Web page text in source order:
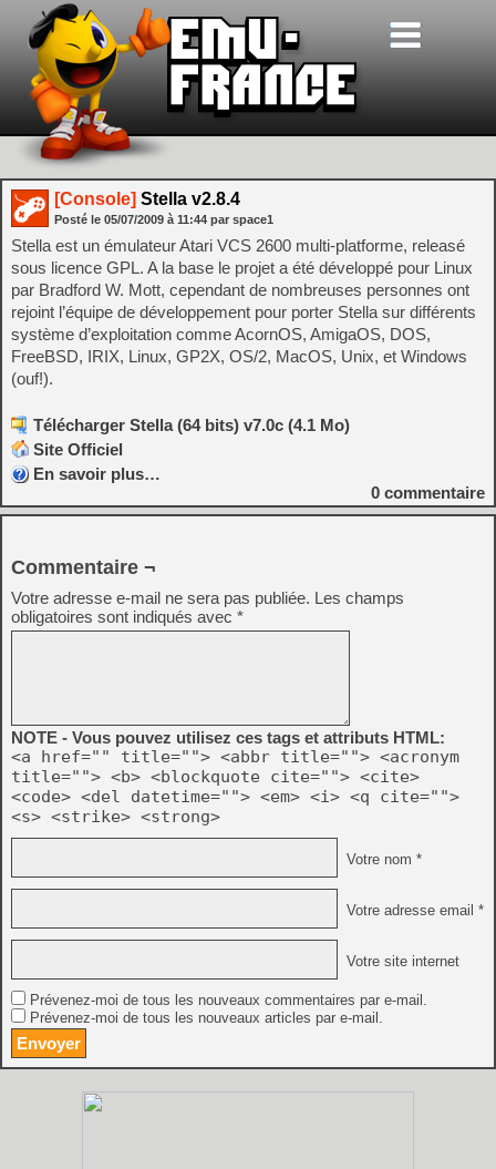
[Console] Stella v2.8.4
Posté le 05/07/2009 à 11:44 par space1
Stella est un émulateur Atari VCS 2600 multi-platforme, releasé
sous licence GPL. A la base le projet a été développé pour Linux
par Bradford W. Mott, cependant de nombreuses personnes ont
rejoint l’équipe de développement pour porter Stella sur différents
système d’exploitation comme AcornOS, AmigaOS, DOS,
FreeBSD, IRIX, Linux, GP2X, OS/2, MacOS, Unix, et Windows
(ouf!).
Télécharger Stella (64 bits) v7.0c (4.1 Mo)
Site Officiel
En savoir plus…
0 commentaire
Commentaire ¬
Votre adresse e-mail ne sera pas publiée. Les champs
obligatoires sont indiqués avec *
NOTE - Vous pouvez utilisez ces tags et attributs HTML:
<a href="" title=""> <abbr title=""> <acronym
title=""> <b> <blockquote cite=""> <cite>
<code> <del datetime=""> <em> <i> <q cite="">
<s> <strike> <strong>
Votre nom *
Votre adresse email *
Votre site internet
Prévenez-moi de tous les nouveaux commentaires par e-mail.
Prévenez-moi de tous les nouveaux articles par e-mail.